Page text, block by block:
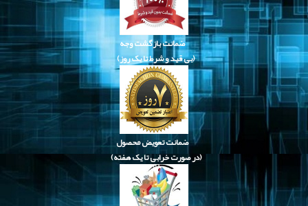
ضمانت بازگشت وجه
(بی قید و شرط تا یک روز)
ضمانت تعویض محصول
(در صورت خرابی تا یک هفته)